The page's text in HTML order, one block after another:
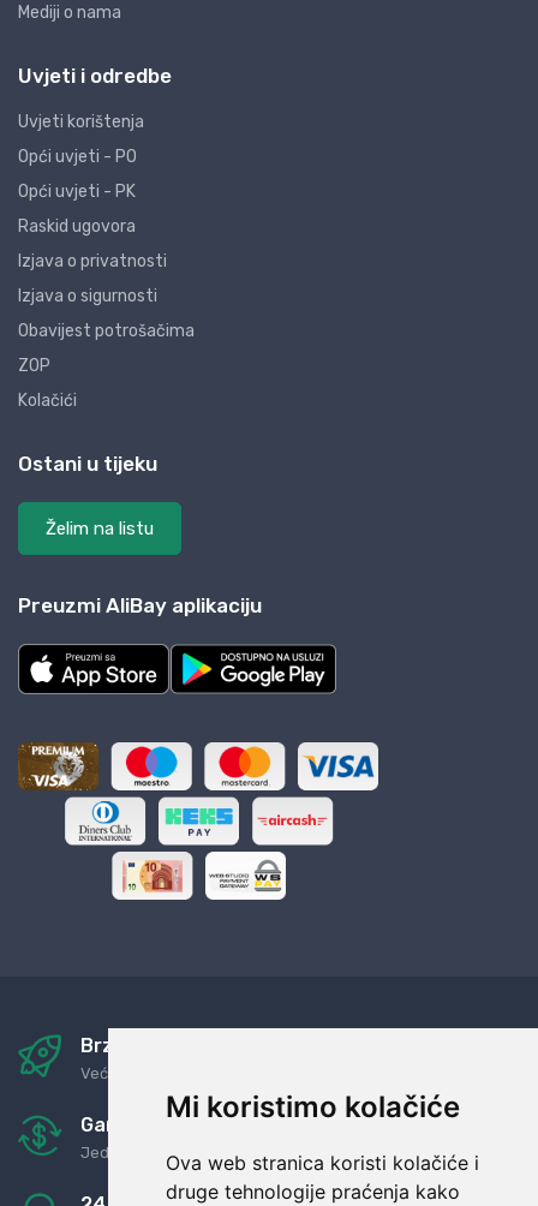
Mi koristimo kolačiće
Ova web stranica koristi kolačiće i
druge tehnologije praćenja kako
Mediji o nama
Uvjeti i odredbe
Uvjeti korištenja
Opći uvjeti - PO
Opći uvjeti - PK
Raskid ugovora
Izjava o privatnosti
Izjava o sigurnosti
Obavijest potrošačima
ZOP
Kolačići
Ostani u tijeku
Želim na listu
Preuzmi AliBay aplikaciju
Brza i sigurna dostava
Već za nekoliko dana kod vas
Garancija u povrat novaca
Jednostavno pravilo: Roba za novac